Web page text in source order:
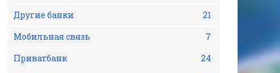
Другие банки
21
Мобильная связь
7
Приватбанк
24